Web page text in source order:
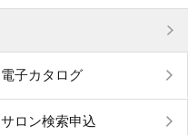
電子カタログ
サロン検索申込